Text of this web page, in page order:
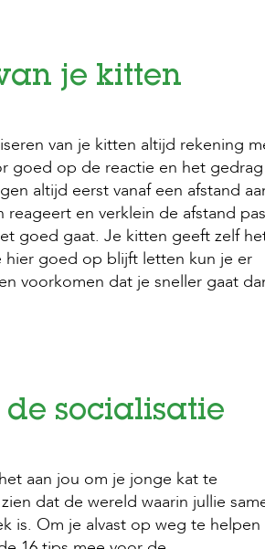
je kitten
van je kitten altijd rekening
goed op de reactie en het
altijd eerst vanaf een afstand
en verklein de afstand pas
goed gaat. Je kitten geeft zelf
hier goed op blijft letten kun je er
voorkomen dat je sneller gaat
de socialisatie
aan jou om je jonge kat te
dat de wereld waarin jullie
is. Om je alvast op weg te helpen